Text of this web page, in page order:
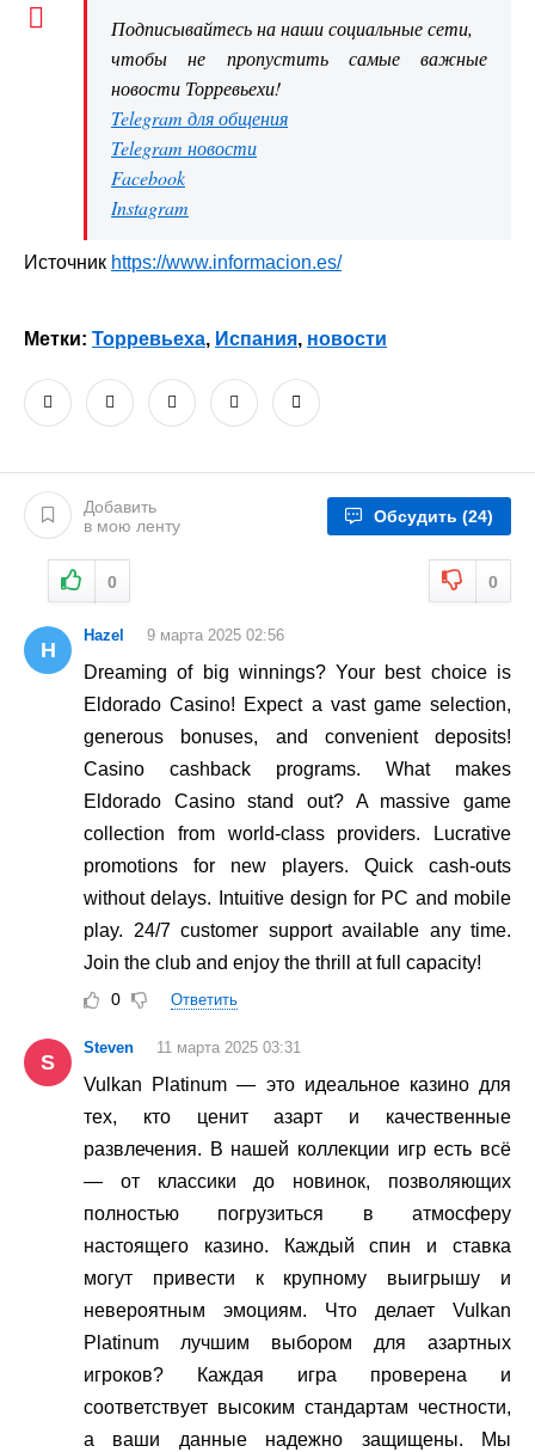
Подписывайтесь на наши социальные сети,
чтобы не пропустить самые важные
новости Торревьехи!
Telegram для общения
Telegram новости
Facebook
Instagram
Источник https://www.informacion.es/
Метки: Торревьеха, Испания, новости
Добавить
в мою ленту
Обсудить (24)
0 0
H
Hazel 9 марта 2025 02:56
Dreaming of big winnings? Your best choice is
Eldorado Casino! Expect a vast game selection,
generous bonuses, and convenient deposits!
Casino cashback programs. What makes
Eldorado Casino stand out? A massive game
collection from world-class providers. Lucrative
promotions for new players. Quick cash-outs
without delays. Intuitive design for PC and mobile
play. 24/7 customer support available any time.
Join the club and enjoy the thrill at full capacity!
0 Ответить
S
Steven 11 марта 2025 03:31
Vulkan Platinum — это идеальное казино для
тех, кто ценит азарт и качественные
развлечения. В нашей коллекции игр есть всё
— от классики до новинок, позволяющих
полностью погрузиться в атмосферу
настоящего казино. Каждый спин и ставка
могут привести к крупному выигрышу и
невероятным эмоциям. Что делает Vulkan
Platinum лучшим выбором для азартных
игроков? Каждая игра проверена и
соответствует высоким стандартам честности,
а ваши данные надежно защищены. Мы